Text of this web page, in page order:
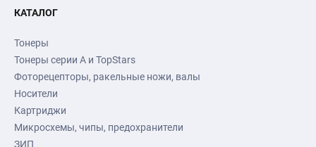
КАТАЛОГ
Тонеры
Тонеры серии А и TopStars
Фоторецепторы, ракельные ножи, валы
Носители
Картриджи
Микросхемы, чипы, предохранители
ЗИП